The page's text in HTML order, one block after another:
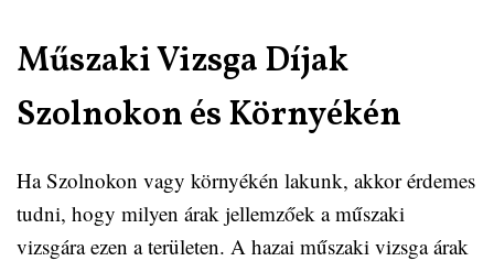
Műszaki Vizsga Díjak
Szolnokon és Környékén
Ha Szolnokon vagy környékén lakunk, akkor érdemes
tudni, hogy milyen árak jellemzőek a műszaki
vizsgára ezen a területen. A hazai műszaki vizsga árak